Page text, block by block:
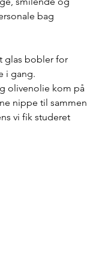
bag
glas bobler for
i gang.
olivenolie kom på
nippe til sammen
vi fik studeret